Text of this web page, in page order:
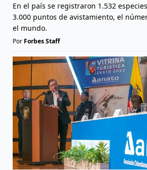
En el país se registraron 1.532
3.000 puntos de avistamiento, el
el mundo.
Por Forbes Staff